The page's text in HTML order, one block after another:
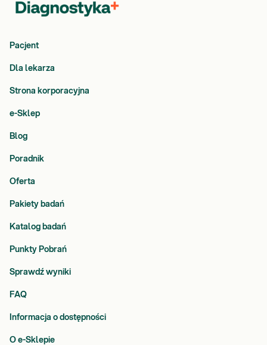
Pacjent
Dla lekarza
Strona korporacyjna
e-Sklep
Blog
Poradnik
Oferta
Pakiety badań
Katalog badań
Punkty Pobrań
Sprawdź wyniki
FAQ
Informacja o dostępności
O e-Sklepie